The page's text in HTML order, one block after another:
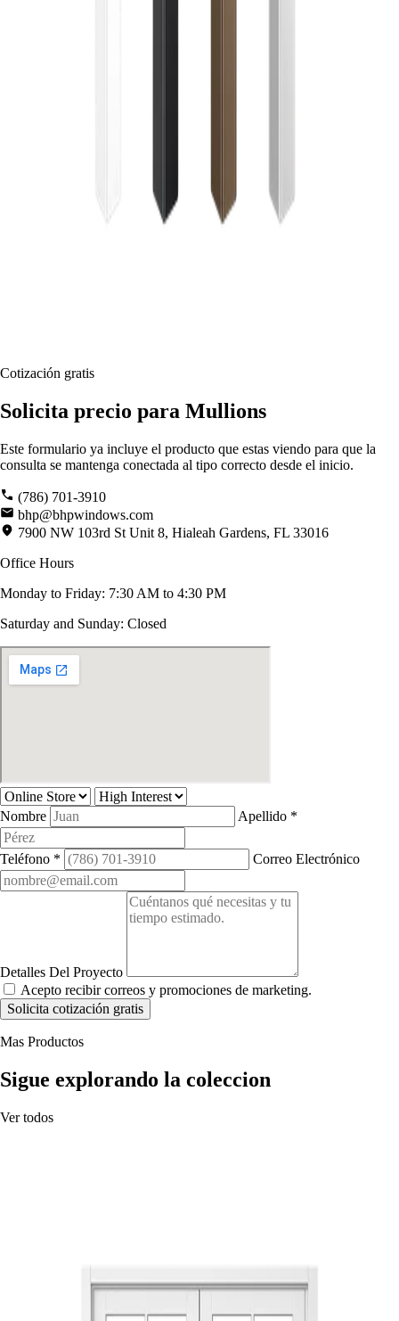
Cotización gratis
Solicita precio para Mullions
Este formulario ya incluye el producto que estas viendo para que la
consulta se mantenga conectada al tipo correcto desde el inicio.
(786) 701-3910
bhp@bhpwindows.com
7900 NW 103rd St Unit 8, Hialeah Gardens, FL 33016
Office Hours
Monday to Friday: 7:30 AM to 4:30 PM
Saturday and Sunday: Closed
Nombre Apellido *
Teléfono * Correo Electrónico
Detalles Del Proyecto
Acepto recibir correos y promociones de marketing.
Solicita cotización gratis
Mas Productos
Sigue explorando la coleccion
Ver todos